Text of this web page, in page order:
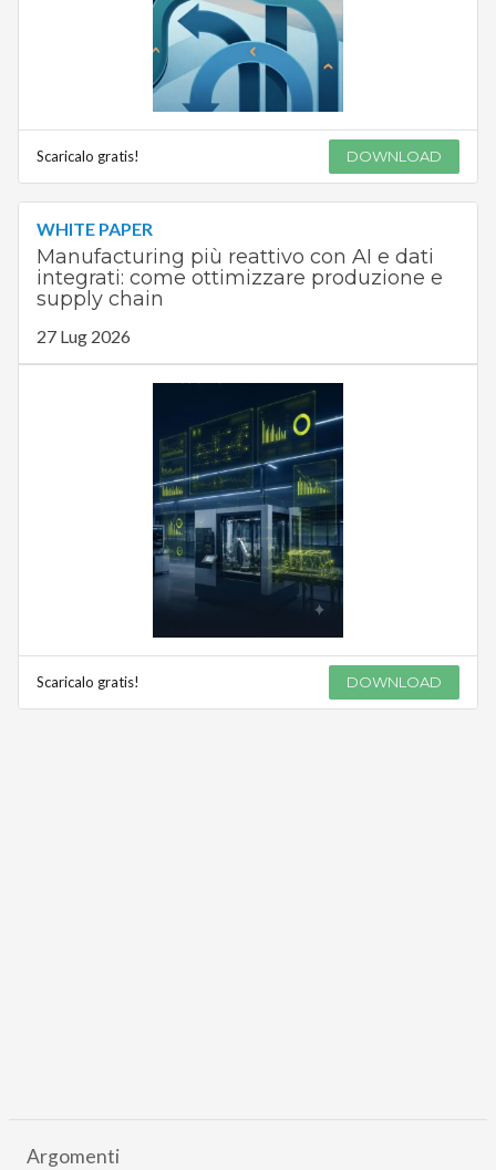
Scaricalo gratis! DOWNLOAD
WHITE PAPER
Manufacturing più reattivo con AI e dati
integrati: come ottimizzare produzione e
supply chain
27 Lug 2026
Scaricalo gratis! DOWNLOAD
Argomenti